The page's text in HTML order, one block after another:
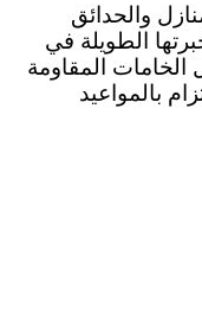
والحدائق
الطويلة في
المقاومة
بالمواعيد